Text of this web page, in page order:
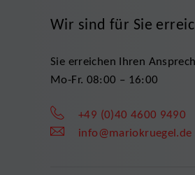
Wir sind für Sie
Sie erreichen Ihren
Mo-Fr. 08:00 – 16:00
+49 (0)40 4600 9490
info@mariokruegel.de